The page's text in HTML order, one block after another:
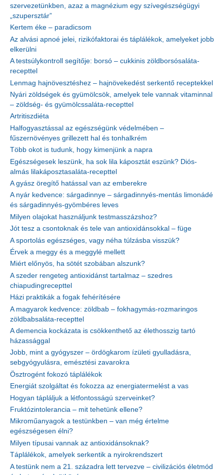
szervezetünkben, azaz a magnézium egy szívegészségügyi
„szupersztár”
Kertem éke – paradicsom
Az alvási apnoé jelei, rizikófaktorai és táplálékok, amelyeket jobb
elkerülni
A testsúlykontroll segítője: borsó – cukkinis zöldborsósaláta-
recepttel
Lenmag hajnövesztéshez – hajnövekedést serkentő receptekkel
Nyári zöldségek és gyümölcsök, amelyek tele vannak vitaminnal
– zöldség- és gyümölcssaláta-recepttel
Artritiszdiéta
Halfogyasztással az egészségünk védelmében –
fűszernövényes grillezett hal és tonhalkrém
Több okot is tudunk, hogy kimenjünk a napra
Egészségesek leszünk, ha sok lila káposztát eszünk? Diós-
almás lilakáposztasaláta-recepttel
A gyász öregítő hatással van az emberekre
A nyár kedvence: sárgadinnye – sárgadinnyés-mentás limonádé
és sárgadinnyés-gyömbéres leves
Milyen olajokat használjunk testmasszázshoz?
Jót tesz a csontoknak és tele van antioxidánsokkal – füge
A sportolás egészséges, vagy néha túlzásba visszük?
Érvek a meggy és a meggylé mellett
Miért előnyös, ha sötét szobában alszunk?
A szeder rengeteg antioxidánst tartalmaz – szedres
chiapudingrecepttel
Házi praktikák a fogak fehérítésére
A magyarok kedvence: zöldbab – fokhagymás-rozmaringos
zöldbabsaláta-recepttel
A demencia kockázata is csökkenthető az élethosszig tartó
házassággal
Jobb, mint a gyógyszer – ördögkarom ízületi gyulladásra,
sebgyógyulásra, emésztési zavarokra
Ösztrogént fokozó táplálékok
Energiát szolgáltat és fokozza az energiatermelést a vas
Hogyan tápláljuk a létfontosságú szerveinket?
Fruktózintolerancia – mit tehetünk ellene?
Mikroműanyagok a testünkben – van még értelme
egészségesen élni?
Milyen típusai vannak az antioxidánsoknak?
Táplálékok, amelyek serkentik a nyirokrendszert
A testünk nem a 21. századra lett tervezve – civilizációs életmód